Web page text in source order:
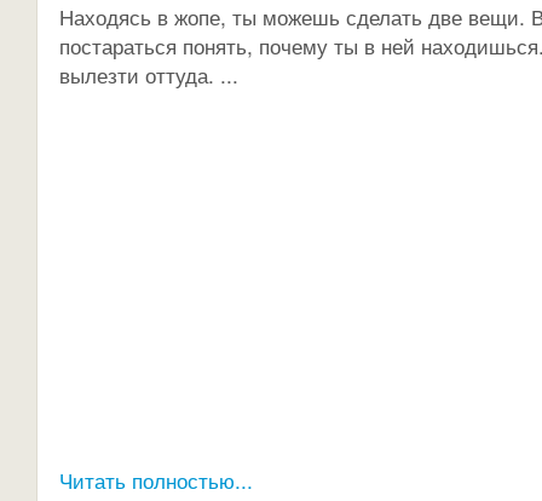
Находясь в жопе, ты можешь сделать две вещи.
постараться понять, почему ты в ней
вылезти оттуда. ...
Читать полностью...